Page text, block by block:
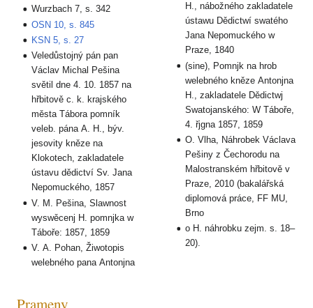
Wurzbach 7, s. 342
OSN 10, s. 845
KSN 5, s. 27
Veledůstojný pán pan
Václav Michal Pešina
světil dne 4. 10. 1857 na
hřbitově c. k. krajského
města Tábora pomník
veleb. pána A. H., býv.
jesovity kněze na
Klokotech, zakladatele
ústavu dědictví Sv. Jana
Nepomuckého, 1857
V. M. Pešina, Slawnost
wyswěcenj H. pomnjka w
Táboře: 1857, 1859
V. A. Pohan, Žiwotopis
welebného pana Antonjna
H., nábožného zakladatele
ústawu Dědictwí swatého
Jana Nepomuckého w
Praze, 1840
(sine), Pomnjk na hrob
welebného kněze Antonjna
H., zakladatele Dědictwj
Swatojanského: W Táboře,
4. řjgna 1857, 1859
O. Vlha, Náhrobek Václava
Pešiny z Čechorodu na
Malostranském hřbitově v
Praze, 2010 (bakalářská
diplomová práce, FF MU,
Brno
o H. náhrobku zejm. s. 18–
20).
Prameny